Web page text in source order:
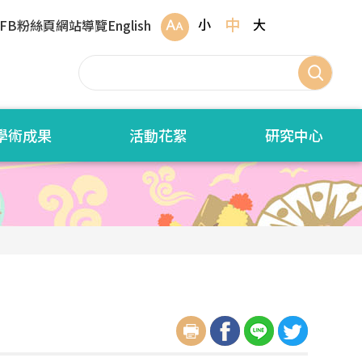
FB粉絲頁網站導覽English 小 中 大
術成果 活動花絮 研究中心